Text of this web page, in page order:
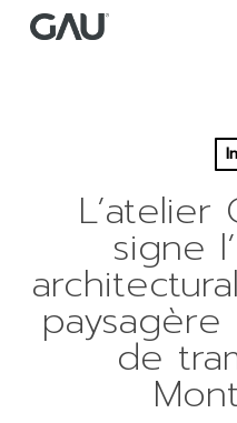
L’atelier
signe
de